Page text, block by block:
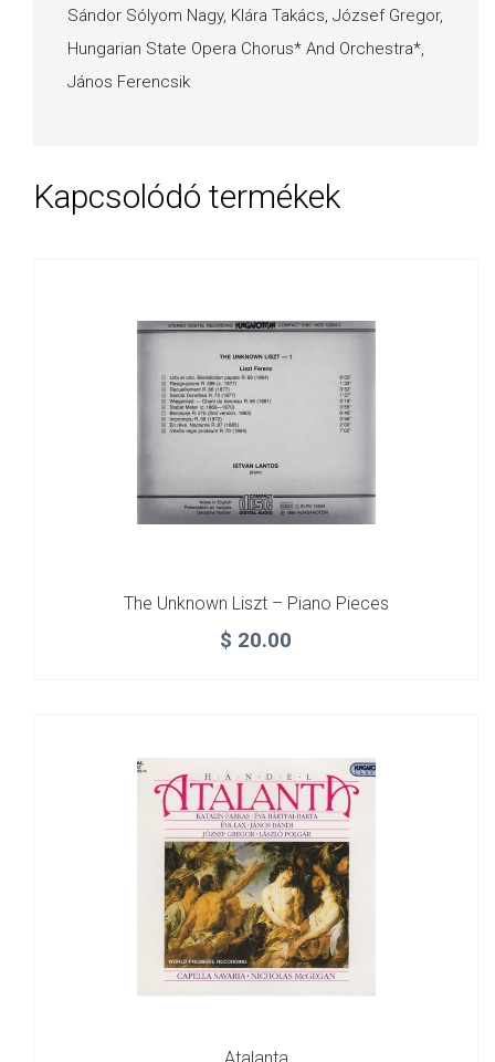
Sándor Sólyom Nagy, Klára Takács, József Gregor,
Hungarian State Opera Chorus* And Orchestra*,
János Ferencsik
Kapcsolódó termékek
The Unknown Liszt – Piano Pieces
$ 20.00